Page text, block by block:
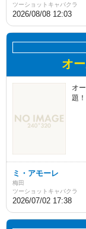
ツーショットキャバクラ
2026/08/08 12:03
オ
オ
題！
ミ・アモーレ
梅田
ツーショットキャバクラ
2026/07/02 17:38